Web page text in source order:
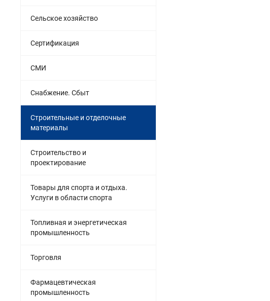
Сельское хозяйство
Сертификация
СМИ
Снабжение. Сбыт
Строительные и отделочные
материалы
Строительство и
проектирование
Товары для спорта и отдыха.
Услуги в области спорта
Топливная и энергетическая
промышленность
Торговля
Фармацевтическая
промышленность